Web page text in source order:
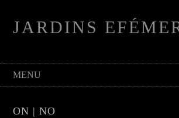
JARDINS
MENU
ON | NO